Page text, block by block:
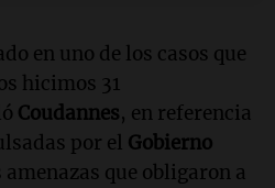
en uno de los casos que
hicimos 31
Coudannes, en referencia
por el Gobierno
que obligaron a